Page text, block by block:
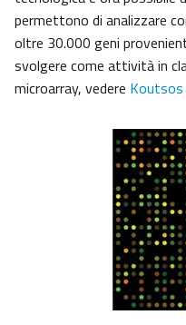
permettono di analizzare
oltre 30.000 geni
svolgere come attività in
microarray, vedere